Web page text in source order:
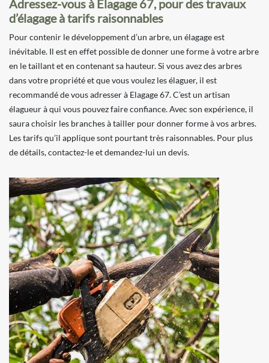
Adressez-vous à Elagage 67, pour des travaux
d’élagage à tarifs raisonnables
Pour contenir le développement d’un arbre, un élagage est
inévitable. Il est en effet possible de donner une forme à votre arbre
en le taillant et en contenant sa hauteur. Si vous avez des arbres
dans votre propriété et que vous voulez les élaguer, il est
recommandé de vous adresser à Elagage 67. C’est un artisan
élagueur à qui vous pouvez faire confiance. Avec son expérience, il
saura choisir les branches à tailler pour donner forme à vos arbres.
Les tarifs qu’il applique sont pourtant très raisonnables. Pour plus
de détails, contactez-le et demandez-lui un devis.